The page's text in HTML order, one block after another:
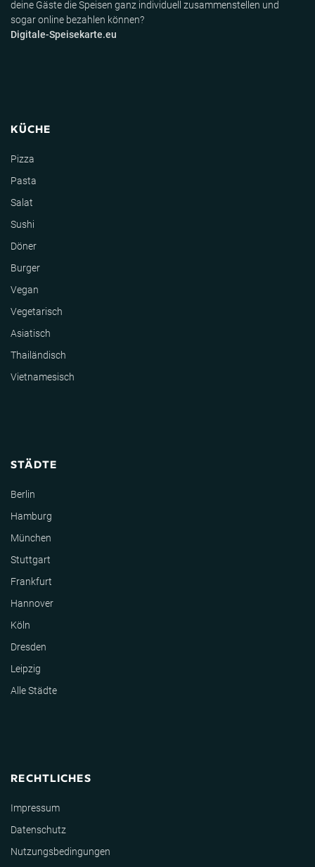
deine Gäste die Speisen ganz individuell zusammenstellen und
sogar online bezahlen können?
Digitale-Speisekarte.eu
KÜCHE
Pizza
Pasta
Salat
Sushi
Döner
Burger
Vegan
Vegetarisch
Asiatisch
Thailändisch
Vietnamesisch
STÄDTE
Berlin
Hamburg
München
Stuttgart
Frankfurt
Hannover
Köln
Dresden
Leipzig
Alle Städte
RECHTLICHES
Impressum
Datenschutz
Nutzungsbedingungen